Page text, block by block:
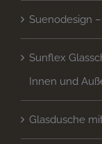
Suenodesign
Sunflex
Innen und
Glasdusche